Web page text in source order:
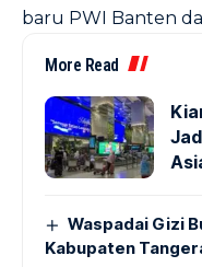
baru PWI Banten
More Read
Waspadai Gizi
Kabupaten